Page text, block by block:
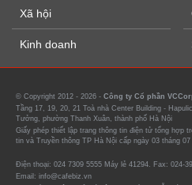
Xã hội
Kinh doanh
© Copyright 2012 - 2026 - Công ty Cổ phần
Tầng 17, 19, 20, 21 Toà nhà Center Building -
Tưởng, phường Thanh Xuân, thành phố Hà Nội
Giấy phép thiết lập trang thông tin điện tử tổng hợp
tin và Truyền thông TP Hà Nội cấp ngày 03 tháng 07
Điện thoại: 024 7309 5555 Máy lẻ 41294. Fax: 024-
Email: info@cafebiz.vn